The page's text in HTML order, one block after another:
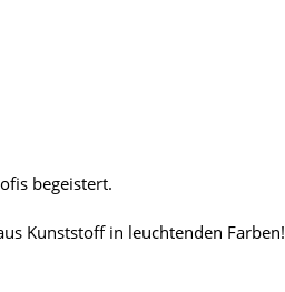
begeistert.
Kunststoff in leuchtenden Farben!